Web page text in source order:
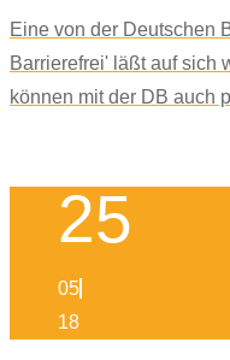
Eine von der Deutschen
Barrierefrei' läßt auf sich
können mit der DB auch
25
05
18